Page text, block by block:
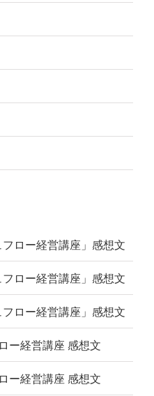
ロー経営講座」感想文
ロー経営講座」感想文
ロー経営講座」感想文
ー経営講座 感想文
ー経営講座 感想文